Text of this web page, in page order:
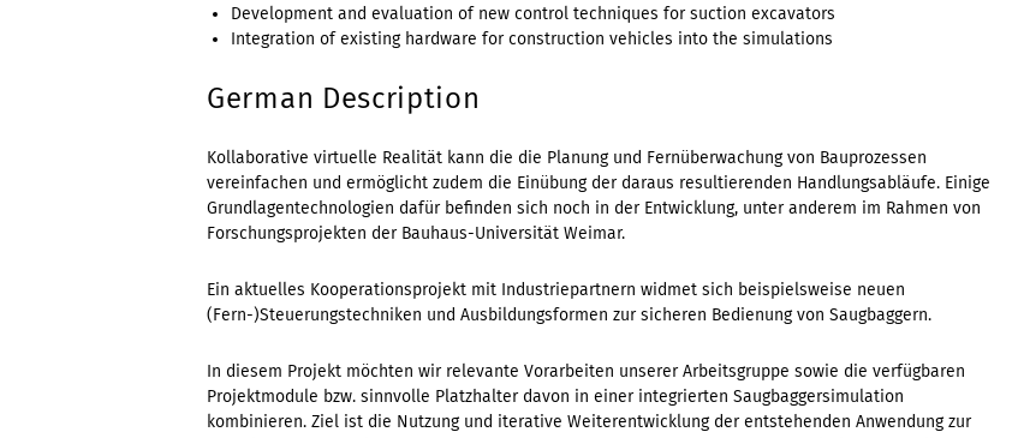
Development and evaluation of new control techniques for suction excavators
Integration of existing hardware for construction vehicles into the simulations
German Description
Kollaborative virtuelle Realität kann die die Planung und Fernüberwachung von Bauprozessen
vereinfachen und ermöglicht zudem die Einübung der daraus resultierenden Handlungsabläufe. Einige
Grundlagentechnologien dafür befinden sich noch in der Entwicklung, unter anderem im Rahmen von
Forschungsprojekten der Bauhaus-Universität Weimar.
Ein aktuelles Kooperationsprojekt mit Industriepartnern widmet sich beispielsweise neuen
(Fern-)Steuerungstechniken und Ausbildungsformen zur sicheren Bedienung von Saugbaggern.
In diesem Projekt möchten wir relevante Vorarbeiten unserer Arbeitsgruppe sowie die verfügbaren
Projektmodule bzw. sinnvolle Platzhalter davon in einer integrierten Saugbaggersimulation
kombinieren. Ziel ist die Nutzung und iterative Weiterentwicklung der entstehenden Anwendung zur